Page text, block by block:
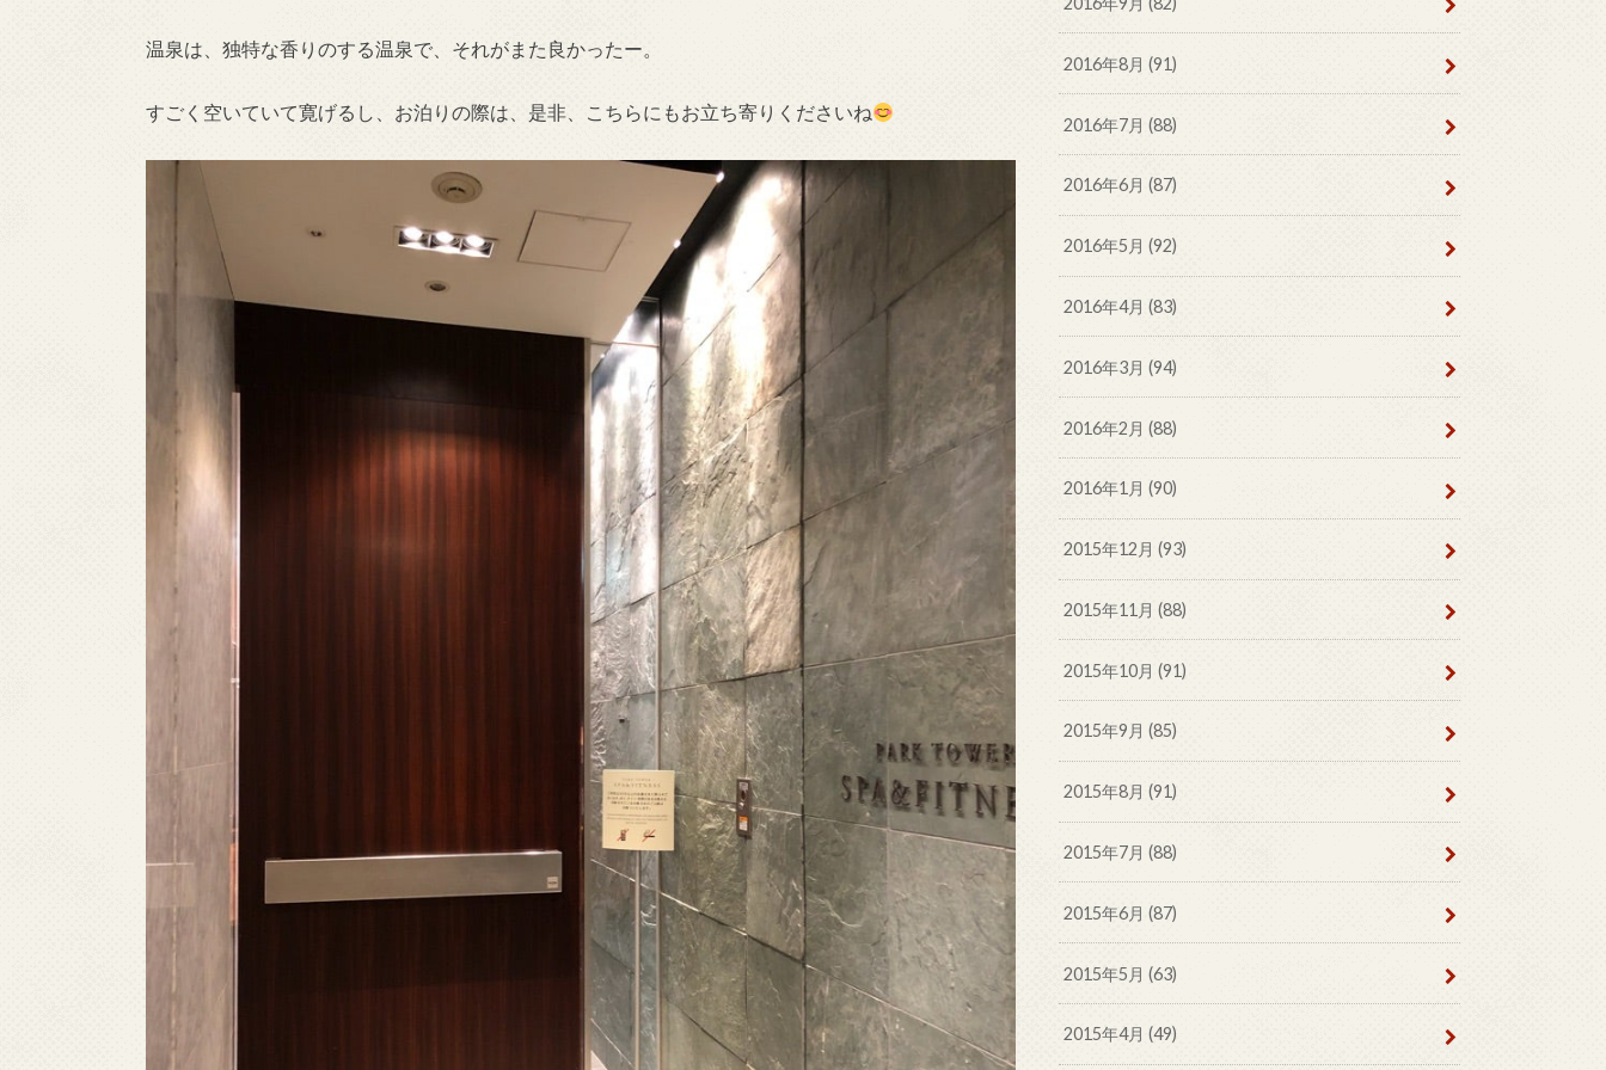
温泉は、独特な香りのする温泉で、それがまた良かったー。
すごく空いていて寛げるし、お泊りの際は、是非、こちらにもお立ち寄りくださいね
2016年8月 (91)
2016年7月 (88)
2016年6月 (87)
2016年5月 (92)
2016年4月 (83)
2016年3月 (94)
2016年2月 (88)
2016年1月 (90)
2015年12月 (93)
2015年11月 (88)
2015年10月 (91)
2015年9月 (85)
2015年8月 (91)
2015年7月 (88)
2015年6月 (87)
2015年5月 (63)
2015年4月 (49)